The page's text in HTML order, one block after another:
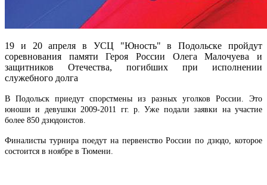
19 и 20 апреля в УСЦ "Юность" в Подольске пройдут
соревнования памяти Героя России Олега Малочуева и
защитников Отечества, погибших при исполнении
служебного долга
В Подольск приедут спорстмены из разных уголков России. Это
юноши и девушки 2009-2011 гг. р. Уже подали заявки на участие
более 850 дзюдоистов.
Финалисты турнира поедут на первенство России по дзюдо, которое
состоится в ноябре в Тюмени.